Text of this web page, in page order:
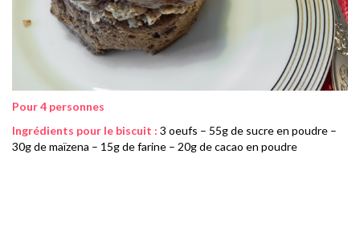
Pour 4 personnes
Ingrédients pour le biscuit : 3 oeufs – 55g de sucre en poudre –
30g de maïzena – 15g de farine – 20g de cacao en poudre